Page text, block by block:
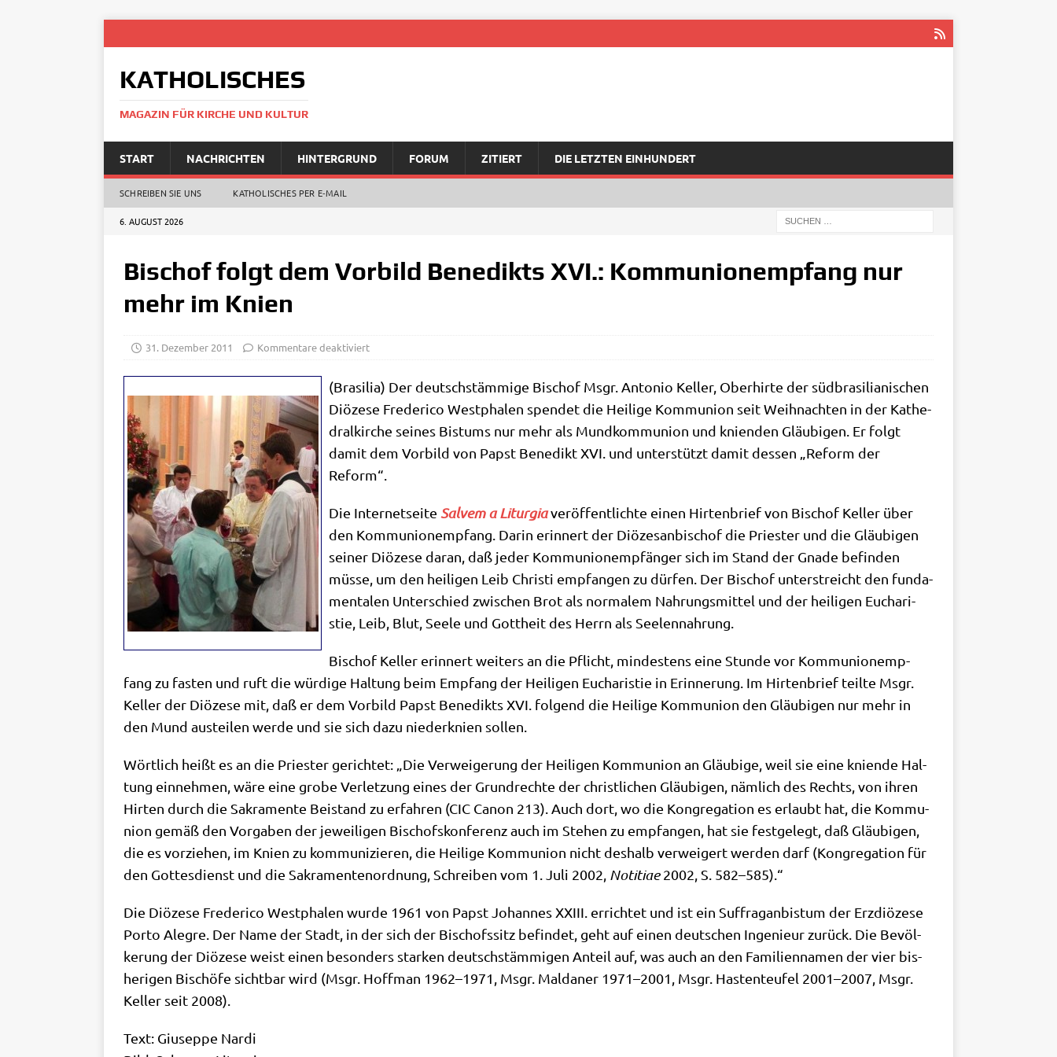
KATHOLISCHES
MAGAZIN FÜR KIRCHE UND KULTUR
START NACHRICHTEN HINTERGRUND FORUM ZITIERT DIE LETZTEN EINHUNDERT
SCHREIBEN SIE UNS KATHOLISCHES PER E‑MAIL
6. AUGUST 2026
Bischof folgt dem Vorbild Benedikts XVI.: Kommunionempfang nur
mehr im Knien
31. Dezember 2011 Kommentare deaktiviert
(Bra­si­lia) Der deutsch­stäm­mi­ge Bischof Msgr. Anto­nio Kel­ler, Ober­hir­te der süd­bra­si­lia­ni­schen
Diö­ze­se Fre­der­i­co West­pha­len spen­det die Hei­li­ge Kom­mu­ni­on seit Weih­nach­ten in der Kathe­
dral­kir­che sei­nes Bis­tums nur mehr als Mund­kom­mu­ni­on und knien­den Gläu­bi­gen. Er folgt
damit dem Vor­bild von Papst Bene­dikt XVI. und unter­stützt damit des­sen „Reform der
Reform“.
Die Inter­net­sei­te Sal­vem a Lit­ur­giaver­öf­fent­lich­te einen Hir­ten­brief von Bischof Kel­ler über
den Kom­mu­nion­emp­fang. Dar­in erin­nert der Diö­ze­san­bi­schof die Prie­ster und die Gläu­bi­gen
sei­ner Diö­ze­se dar­an, daß jeder Kom­mu­nion­emp­fän­ger sich im Stand der Gna­de befin­den
müs­se, um den hei­li­gen Leib Chri­sti emp­fan­gen zu dür­fen. Der Bischof unter­streicht den fun­da­
men­ta­len Unter­schied zwi­schen Brot als nor­ma­lem Nah­rungs­mit­tel und der hei­li­gen Eucha­ri­
stie, Leib, Blut, See­le und Gott­heit des Herrn als Seelennahrung.
Bischof Kel­ler erin­nert wei­ters an die Pflicht, min­de­stens eine Stun­de vor Kom­mu­nion­emp­
fang zu fasten und ruft die wür­di­ge Hal­tung beim Emp­fang der Hei­li­gen Eucha­ri­stie in Erin­ne­rung. Im Hir­ten­brief teil­te Msgr.
Kel­ler der Diö­ze­se mit, daß er dem Vor­bild Papst Bene­dikts XVI. fol­gend die Hei­li­ge Kom­mu­ni­on den Gläu­bi­gen nur mehr in
den Mund aus­tei­len wer­de und sie sich dazu nie­der­knien sollen.
Wört­lich heißt es an die Prie­ster gerich­tet: „Die Ver­wei­ge­rung der Hei­li­gen Kom­mu­ni­on an Gläu­bi­ge, weil sie eine knien­de Hal­
tung ein­neh­men, wäre eine gro­be Ver­let­zung eines der Grund­rech­te der christ­li­chen Gläu­bi­gen, näm­lich des Rechts, von ihren
Hir­ten durch die Sakra­men­te Bei­stand zu erfah­ren (CIC Canon 213). Auch dort, wo die Kon­gre­ga­ti­on es erlaubt hat, die Kom­mu­
ni­on gemäß den Vor­ga­ben der jewei­li­gen Bischofs­kon­fe­renz auch im Ste­hen zu emp­fan­gen, hat sie fest­ge­legt, daß Gläu­bi­gen,
die es vor­zie­hen, im Knien zu kom­mu­ni­zie­ren, die Hei­li­ge Kom­mu­ni­on nicht des­halb ver­wei­gert wer­den darf (Kon­gre­ga­ti­on für
den Got­tes­dienst und die Sakra­men­ten­ord­nung, Schrei­ben vom 1. Juli 2002, Noti­tiae2002, S. 582–585).“
Die Diö­ze­se Fre­der­i­co West­pha­len wur­de 1961 von Papst Johan­nes XXIII. errich­tet und ist ein Suf­fra­gan­bis­tum der Erz­diö­ze­se
Por­to Aleg­re. Der Name der Stadt, in der sich der Bischofs­sitz befin­det, geht auf einen deut­schen Inge­nieur zurück. Die Bevöl­
ke­rung der Diö­ze­se weist einen beson­ders star­ken deutsch­stäm­mi­gen Anteil auf, was auch an den Fami­li­en­na­men der vier bis­
he­ri­gen Bischö­fe sicht­bar wird (Msgr. Hoff­man 1962–1971, Msgr. Mald­aner 1971–2001, Msgr. Hasten­teu­fel 2001–2007, Msgr.
Kel­ler seit 2008).
Text: Giu­sep­pe Nardi